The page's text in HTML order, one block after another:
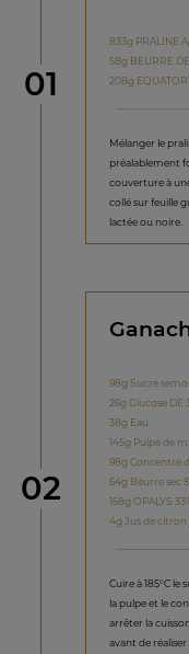
étape
01
833g PRALINE
58g BEURRE
208g
Mélanger le
préalablement
couverture à
collé sur feuille
lactée ou noire.
étape
02
98g Sucre
26g Glucose DE
38g Eau
145g Pulpe de
98g Concentré
64g Beurre sec
158g OPALYS
4g Jus de citron
Cuire à 185°C le
la pulpe et le
arrêter la
avant de